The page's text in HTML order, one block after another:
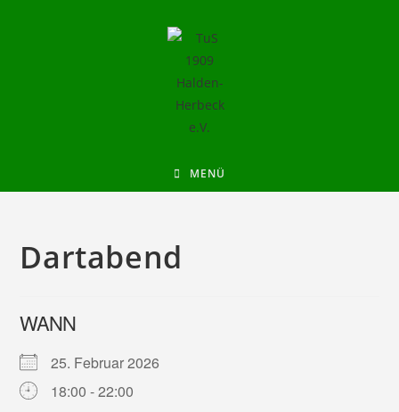
MENÜ
Dartabend
WANN
25. Februar 2026
18:00 - 22:00